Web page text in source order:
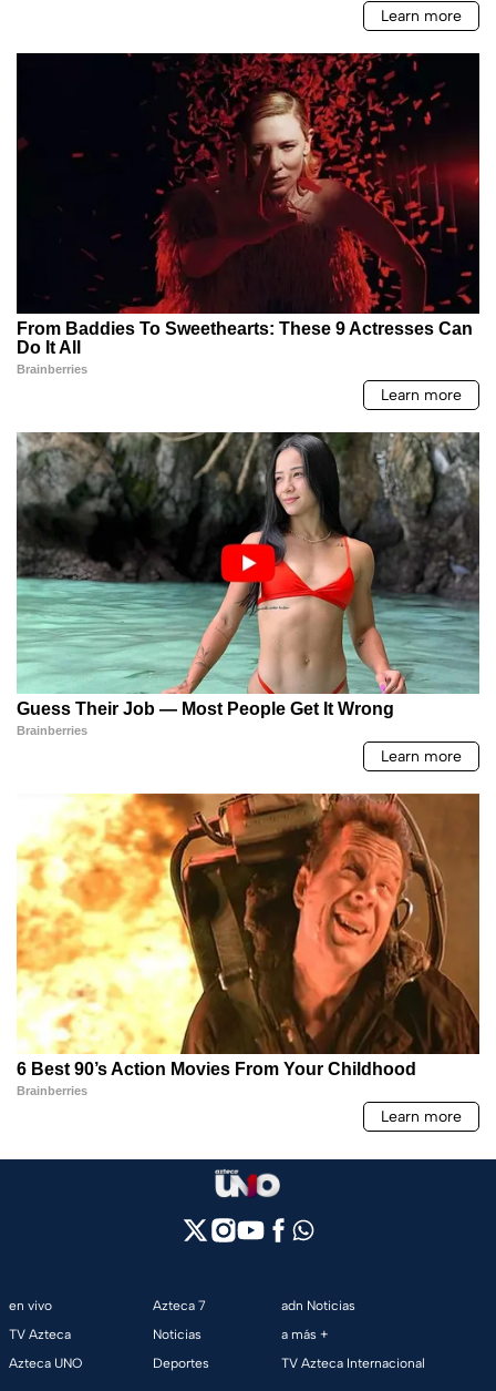
en vivo
TV Azteca
Azteca UNO
Azteca 7
Noticias
Deportes
adn Noticias
a más +
TV Azteca Internacional